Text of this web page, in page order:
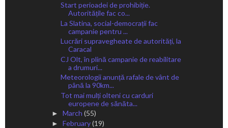
Start perioadei de prohibiție.
Autoritățile fac co...
La Slatina, social-democrații fac
campanie pentru ...
Lucrări supravegheate de autorități, la
Caracal
CJ Olt, în plină campanie de reabilitare
a drumuri...
Meteorologii anunță rafale de vânt de
până la 90km...
Tot mai mulți olteni cu carduri
europene de sănăta...
► March (55)
► February(19)